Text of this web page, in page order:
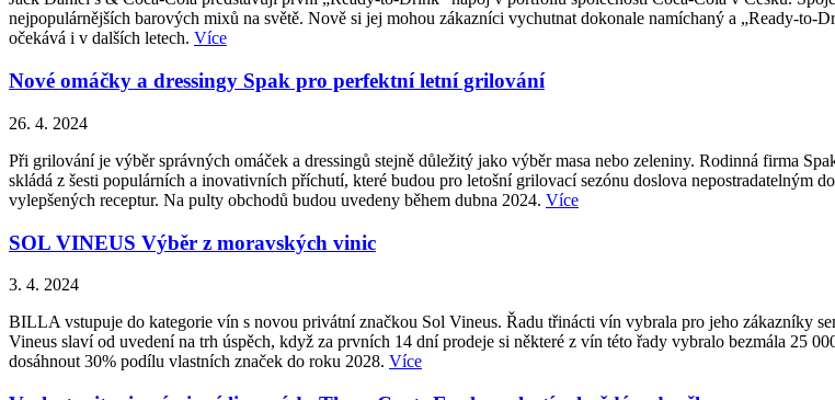
nejpopulárnějších barových mixů na světě. Nově si jej mohou zákazníci vychutnat dokonale namíchaný a „Ready-
očekává i v dalších letech. Více
Nové omáčky a dressingy Spak pro perfektní letní grilování
26. 4. 2024
Při grilování je výběr správných omáček a dressingů stejně důležitý jako výběr masa nebo zeleniny. Rodinná firma
skládá z šesti populárních a inovativních příchutí, které budou pro letošní grilovací sezónu doslova nepostradatelným
vylepšených receptur. Na pulty obchodů budou uvedeny během dubna 2024. Více
SOL VINEUS Výběr z moravských vinic
3. 4. 2024
BILLA vstupuje do kategorie vín s novou privátní značkou Sol Vineus. Řadu třinácti vín vybrala pro jeho zákazníky
Vineus slaví od uvedení na trh úspěch, když za prvních 14 dní prodeje si některé z vín této řady vybralo bezmála 25
dosáhnout 30% podílu vlastních značek do roku 2028. Více